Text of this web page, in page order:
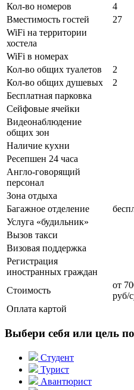
Кол-во номеров
4
Вместимость гостей
27
WiFi на территории
хостела
WiFi в номерах
Кол-во общих туалетов
2
Кол-во общих душевых
2
Бесплатная парковка
Сейфовые ячейки
Видеонаблюдение
общих зон
Наличие кухни
Ресепшен 24 часа
Англо-говорящий
персонал
Зона отдыха
Багажное отделение
Услуга «будильник»
Вызов такси
Визовая поддержка
Регистрация
иностранных граждан
Стоимость
от
руб/
Оплата картой
Выбери себя или цель
Студент
Турист
Авантюрист